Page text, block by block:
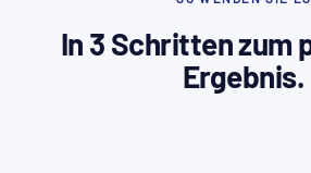
In 3 Schritten zum
Ergebnis.